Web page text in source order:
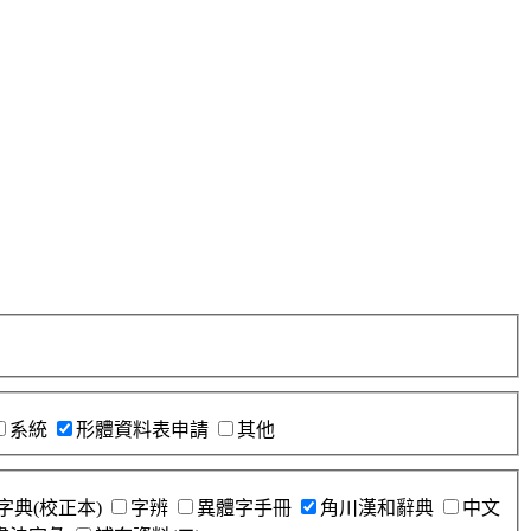
系統 形體資料表申請 其他
典(校正本) 字辨 異體字手冊 角川漢和辭典
中文